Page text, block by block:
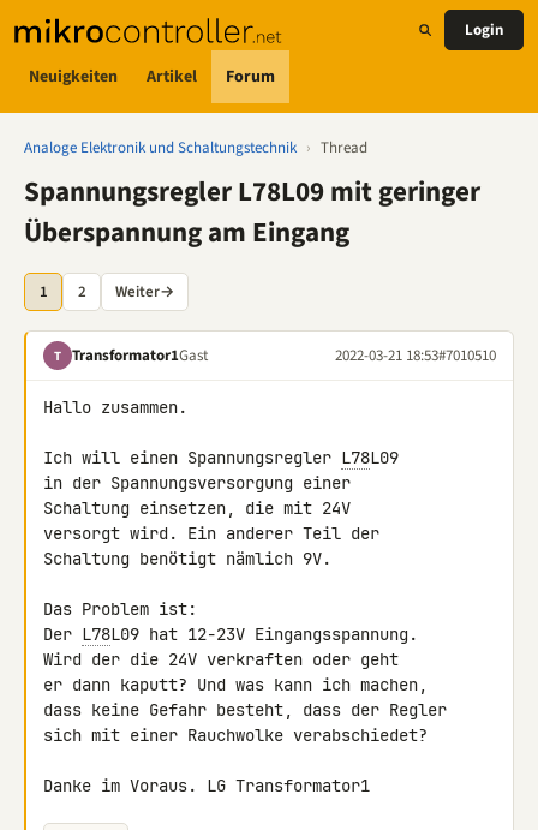
Neuigkeiten Artikel Forum
Login
Analoge Elektronik und Schaltungstechnik › Thread
Spannungsregler L78L09 mit geringer
Überspannung am Eingang
1 2 Weiter→
T Transformator1Gast 2022-03-21 18:53#7010510
Hallo zusammen.
Ich will einen Spannungsregler L78L09
in der Spannungsversorgung einer
Schaltung einsetzen, die mit 24V
versorgt wird. Ein anderer Teil der
Schaltung benötigt nämlich 9V.
Das Problem ist:
Der L78L09 hat 12-23V Eingangsspannung.
Wird der die 24V verkraften oder geht
er dann kaputt? Und was kann ich machen,
dass keine Gefahr besteht, dass der Regler
sich mit einer Rauchwolke verabschiedet?
Danke im Voraus. LG Transformator1